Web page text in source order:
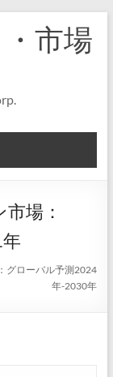
市場
場：
グローバル予測2024
年-2030年